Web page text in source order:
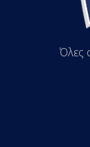
Όλες